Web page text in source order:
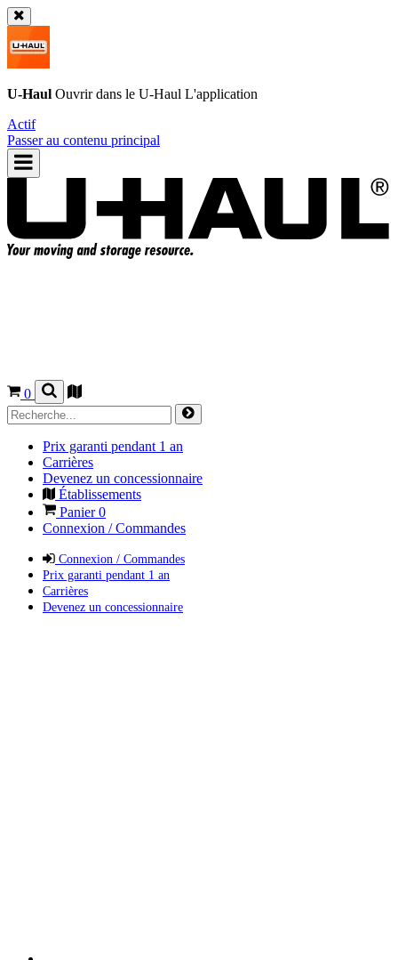
U-Haul Ouvrir dans le U-Haul L'application
Actif
Passer au contenu principal
0
Prix garanti pendant 1 an
Carrières
Devenez un concessionnaire
Établissements
Panier0
Connexion / Commandes
Connexion / Commandes
Prix garanti pendant 1 an
Carrières
Devenez un concessionnaire